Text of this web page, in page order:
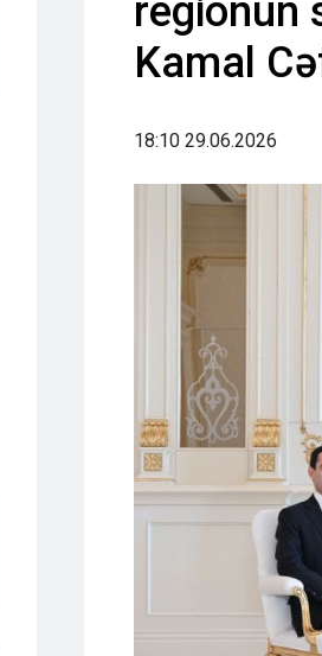
regionun
Kamal
18:10 29.06.2026